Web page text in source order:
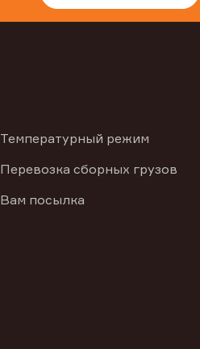
Температурный режим
Перевозка сборных грузов
Вам посылка